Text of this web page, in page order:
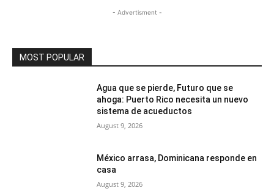
- Advertisment -
MOST POPULAR
Agua que se pierde, Futuro que se
ahoga: Puerto Rico necesita un nuevo
sistema de acueductos
August 9, 2026
México arrasa, Dominicana responde en
casa
August 9, 2026